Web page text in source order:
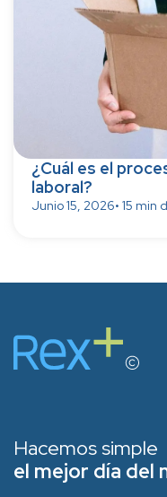
¿Cuál es el
laboral?
Junio 15, 2026• 15 min
Hacemos simple
el mejor día del